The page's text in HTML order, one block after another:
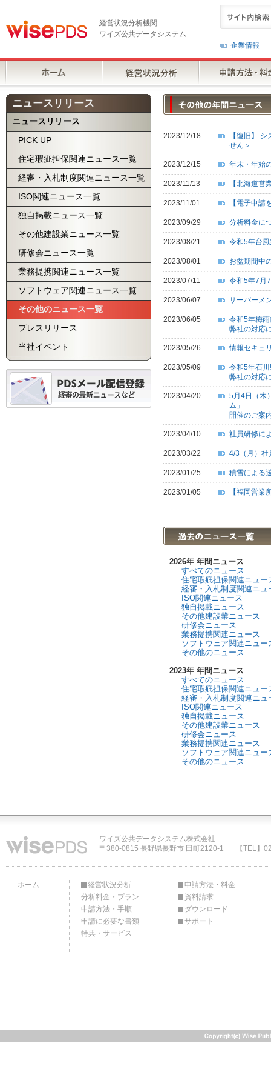
経営状況分析機関
ワイズ公共データシステム
企業情報
2023/12/18
【復旧】
せん＞
2023/12/15 年末・年始
2023/11/13 【北海道営
2023/11/01 【電子申
2023/09/29 分析料金に
2023/08/21 令和5年台
2023/08/01 お盆期間中
2023/07/11 令和5年7月
2023/06/07 サーバーメ
2023/06/05
令和5年梅
弊社の対応
2023/05/26 情報セキュ
2023/05/09
令和5年石
弊社の対応
2023/04/20
5月4日（木
ム」
開催のご案
2023/04/10 社員研修に
2023/03/22 4/3（月）社
2023/01/25 積雪による
2023/01/05 【福岡営業
2026年 年間ニュース
すべてのニュース
住宅瑕疵担保関連ニュー
経審・入札制度関連ニュ
ISO関連ニュース
独自掲載ニュース
その他建設業ニュース
研修会ニュース
業務提携関連ニュース
ソフトウェア関連ニュー
その他のニュース
2023年 年間ニュース
すべてのニュース
住宅瑕疵担保関連ニュー
経審・入札制度関連ニュ
ISO関連ニュース
独自掲載ニュース
その他建設業ニュース
研修会ニュース
業務提携関連ニュース
ソフトウェア関連ニュー
その他のニュース
ニュースリリース
ニュースリリース
PICK UP
住宅瑕疵担保関連ニュース一覧
経審・入札制度関連ニュース一覧
ISO関連ニュース一覧
独自掲載ニュース一覧
その他建設業ニュース一覧
研修会ニュース一覧
業務提携関連ニュース一覧
ソフトウェア関連ニュース一覧
その他のニュース一覧
プレスリリース
当社イベント
ワイズ公共データシステム株式会社
〒380-0815 長野県長野市 田町2120-1
【TEL】
ホーム
経営状況分析
分析料金・プラン
申請方法・手順
申請に必要な書類
特典・サービス
申請方法・料金
資料請求
ダウンロード
サポート